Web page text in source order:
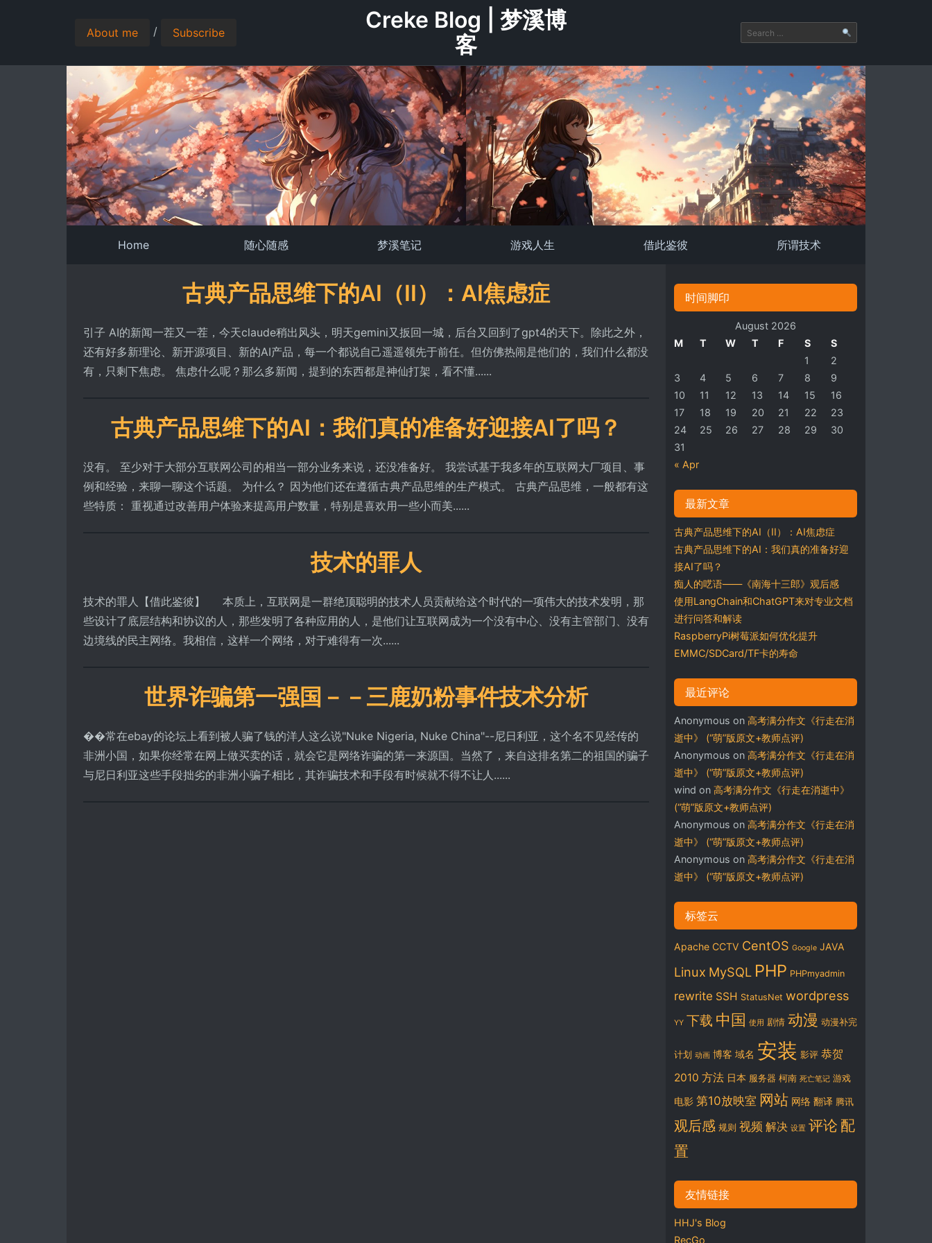
About me / Subscribe
Creke Blog | 梦溪博
客
Home 随心随感 梦溪笔记 游戏人生 借此鉴彼 所谓技术
古典产品思维下的AI（II）：AI焦虑症
引子 AI的新闻一茬又一茬，今天claude稍出风头，明天gemini又扳回一城，后台又回到了gpt4的天下。除此之外，
还有好多新理论、新开源项目、新的AI产品，每一个都说自己遥遥领先于前任。但仿佛热闹是他们的，我们什么都没
有，只剩下焦虑。 焦虑什么呢？那么多新闻，提到的东西都是神仙打架，看不懂......
古典产品思维下的AI：我们真的准备好迎接AI了吗？
没有。 至少对于大部分互联网公司的相当一部分业务来说，还没准备好。 我尝试基于我多年的互联网大厂项目、事
例和经验，来聊一聊这个话题。 为什么？ 因为他们还在遵循古典产品思维的生产模式。 古典产品思维，一般都有这
些特质： 重视通过改善用户体验来提高用户数量，特别是喜欢用一些小而美......
技术的罪人
技术的罪人【借此鉴彼】 本质上，互联网是一群绝顶聪明的技术人员贡献给这个时代的一项伟大的技术发明，那
些设计了底层结构和协议的人，那些发明了各种应用的人，是他们让互联网成为一个没有中心、没有主管部门、没有
边境线的民主网络。我相信，这样一个网络，对于难得有一次......
世界诈骗第一强国－－三鹿奶粉事件技术分析
��常在ebay的论坛上看到被人骗了钱的洋人这么说"Nuke Nigeria, Nuke China"--尼日利亚，这个名不见经传的
非洲小国，如果你经常在网上做买卖的话，就会它是网络诈骗的第一来源国。当然了，来自这排名第二的祖国的骗子
与尼日利亚这些手段拙劣的非洲小骗子相比，其诈骗技术和手段有时候就不得不让人......
时间脚印
August 2026
M
T W T F S S
« Apr
1
2
3
4 5 6 7 8
9
10
11 12 13 14 15
16
17
18 19 20 21 22
23
24
25 26 27 28 29
30
31
最新文章
古典产品思维下的AI（II）：AI焦虑症
古典产品思维下的AI：我们真的准备好迎
接AI了吗？
痴人的呓语——《南海十三郎》观后感
使用LangChain和ChatGPT来对专业文档
进行问答和解读
RaspberryPi树莓派如何优化提升
EMMC/SDCard/TF卡的寿命
最近评论
Anonymous on 高考满分作文《行走在消
逝中》 (“萌”版原文+教师点评)
Anonymous on 高考满分作文《行走在消
逝中》 (“萌”版原文+教师点评)
wind on 高考满分作文《行走在消逝中》
(“萌”版原文+教师点评)
Anonymous on 高考满分作文《行走在消
逝中》 (“萌”版原文+教师点评)
Anonymous on 高考满分作文《行走在消
逝中》 (“萌”版原文+教师点评)
标签云
Apache CCTV CentOS Google JAVA
Linux MySQL PHP PHPmyadmin
rewrite SSH StatusNet wordpress
YY 下载 中国 使用 剧情 动漫 动漫补完
计划 动画 博客 域名 安装 影评 恭贺
2010 方法 日本 服务器 柯南 死亡笔记 游戏
电影 第10放映室 网站 网络 翻译 腾讯
观后感 规则 视频 解决 设置 评论 配
置
友情链接
HHJ's Blog
RecGo